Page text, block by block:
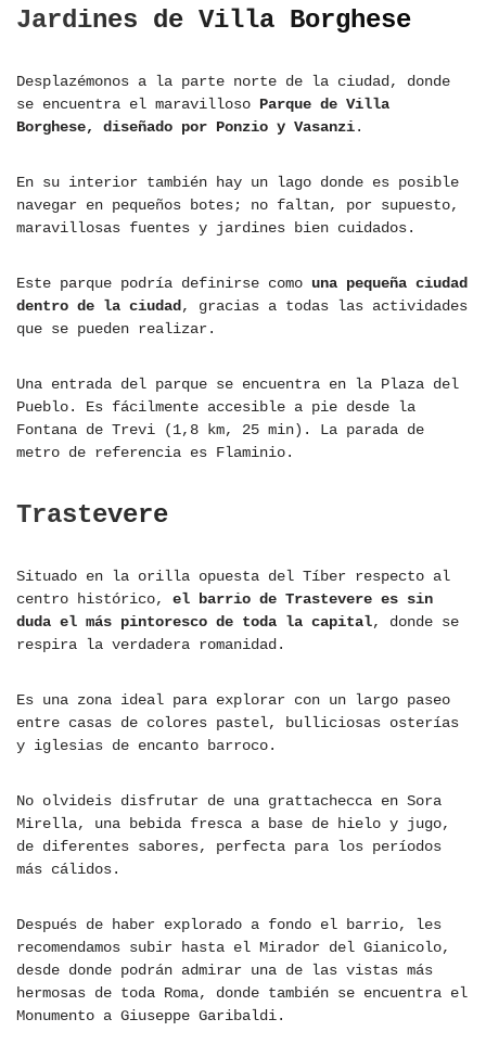
Jardines de Villa Borghese
Desplazémonos a la parte norte de la ciudad, donde
se encuentra el maravilloso Parque de Villa
Borghese, diseñado por Ponzio y Vasanzi.
En su interior también hay un lago donde es posible
navegar en pequeños botes; no faltan, por supuesto,
maravillosas fuentes y jardines bien cuidados.
Este parque podría definirse como una pequeña ciudad
dentro de la ciudad, gracias a todas las actividades
que se pueden realizar.
Una entrada del parque se encuentra en la Plaza del
Pueblo. Es fácilmente accesible a pie desde la
Fontana de Trevi (1,8 km, 25 min). La parada de
metro de referencia es Flaminio.
Trastevere
Situado en la orilla opuesta del Tíber respecto al
centro histórico, el barrio de Trastevere es sin
duda el más pintoresco de toda la capital, donde se
respira la verdadera romanidad.
Es una zona ideal para explorar con un largo paseo
entre casas de colores pastel, bulliciosas osterías
y iglesias de encanto barroco.
No olvideis disfrutar de una grattachecca en Sora
Mirella, una bebida fresca a base de hielo y jugo,
de diferentes sabores, perfecta para los períodos
más cálidos.
Después de haber explorado a fondo el barrio, les
recomendamos subir hasta el Mirador del Gianicolo,
desde donde podrán admirar una de las vistas más
hermosas de toda Roma, donde también se encuentra el
Monumento a Giuseppe Garibaldi.